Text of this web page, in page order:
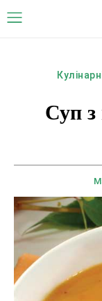
Суп з